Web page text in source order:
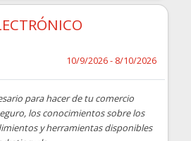
10/9/2026 - 8/10/2026
para hacer de tu comercio
los conocimientos sobre los
y herramientas disponibles